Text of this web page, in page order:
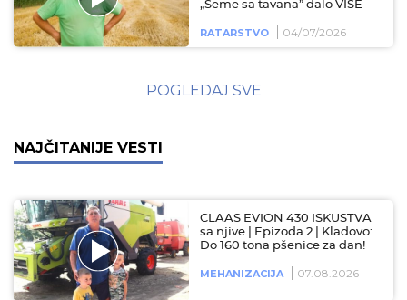
„Seme sa tavana” dalo VIŠE
RATARSTVO 04/07/2026
POGLEDAJ SVE
NAJČITANIJE VESTI
CLAAS EVION 430 ISKUSTVA
sa njive | Epizoda 2 | Kladovo:
Do 160 tona pšenice za dan!
MEHANIZACIJA 07.08.2026